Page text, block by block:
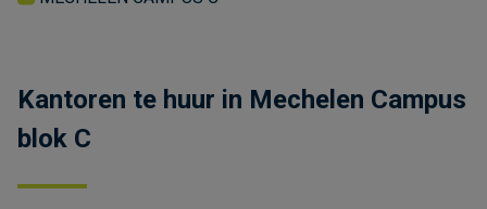
Kantoren te huur in Mechelen Campus
blok C